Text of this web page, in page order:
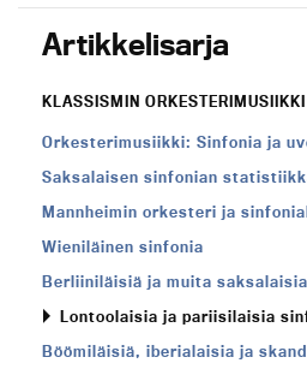
Artikkelisarja
KLASSISMIN ORKESTERIMUSIIKKI
Orkesterimusiikki: Sinfonia ja
Saksalaisen sinfonian
Mannheimin orkesteri ja
Wieniläinen sinfonia
Berliiniläisiä ja muita
Lontoolaisia ja pariisilaisia
Böömiläisiä, iberialaisia ja